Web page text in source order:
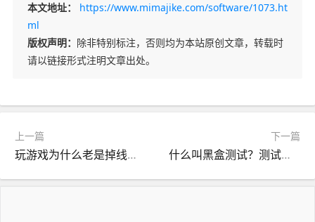
本文地址：
https://www.mimajike.com/software/1073.ht
ml
版权声明： 除非特别标注，否则均为本站原创文章，转载时
请以链接形式注明文章出处。
上一篇
玩游戏为什么老是掉线？讲解原因以及解决方案
下一篇
什么叫黑盒测试？测试中的秘密武器解密